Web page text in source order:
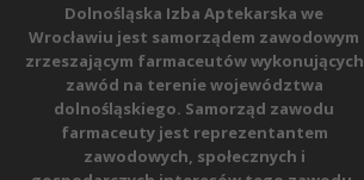
Dolnośląska Izba Aptekarska we
Wrocławiu jest samorządem zawodowym
zrzeszającym farmaceutów wykonujących
zawód na terenie województwa
dolnośląskiego. Samorząd zawodu
farmaceuty jest reprezentantem
zawodowych, społecznych i